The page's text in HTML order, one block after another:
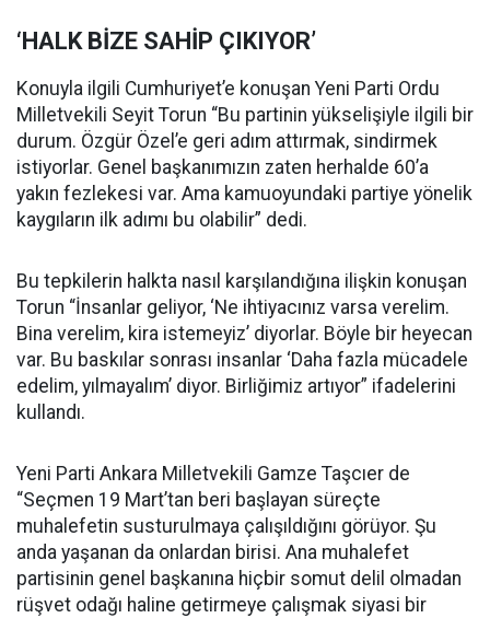
‘HALK BİZE SAHİP ÇIKIYOR’
Konuyla ilgili Cumhuriyet’e konuşan Yeni Parti Ordu
Milletvekili Seyit Torun “Bu partinin yükselişiyle ilgili bir
durum. Özgür Özel’e geri adım attırmak, sindirmek
istiyorlar. Genel başkanımızın zaten herhalde 60’a
yakın fezlekesi var. Ama kamuoyundaki partiye yönelik
kaygıların ilk adımı bu olabilir” dedi.
Bu tepkilerin halkta nasıl karşılandığına ilişkin konuşan
Torun “İnsanlar geliyor, ‘Ne ihtiyacınız varsa verelim.
Bina verelim, kira istemeyiz’ diyorlar. Böyle bir heyecan
var. Bu baskılar sonrası insanlar ‘Daha fazla mücadele
edelim, yılmayalım’ diyor. Birliğimiz artıyor” ifadelerini
kullandı.
Yeni Parti Ankara Milletvekili Gamze Taşcıer de
“Seçmen 19 Mart’tan beri başlayan süreçte
muhalefetin susturulmaya çalışıldığını görüyor. Şu
anda yaşanan da onlardan birisi. Ana muhalefet
partisinin genel başkanına hiçbir somut delil olmadan
rüşvet odağı haline getirmeye çalışmak siyasi bir